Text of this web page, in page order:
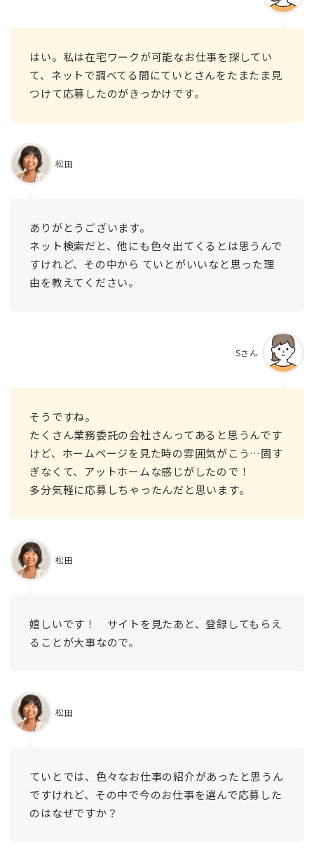
はい。私は在宅ワークが可能なお仕事を探してい
て、ネットで調べてる間にていとさんをたまたま見
つけて応募したのがきっかけです。
松田
ありがとうございます。
ネット検索だと、他にも色々出てくるとは思うんで
すけれど、その中から ていとがいいなと思った理
由を教えてください。
Sさん
そうですね。
たくさん業務委託の会社さんってあると思うんです
けど、ホームページを見た時の雰囲気がこう…固す
ぎなくて、アットホームな感じがしたので！
多分気軽に応募しちゃったんだと思います。
松田
嬉しいです！ サイトを見たあと、登録してもらえ
ることが大事なので。
松田
ていとでは、色々なお仕事の紹介があったと思うん
ですけれど、その中で今のお仕事を選んで応募した
のはなぜですか？